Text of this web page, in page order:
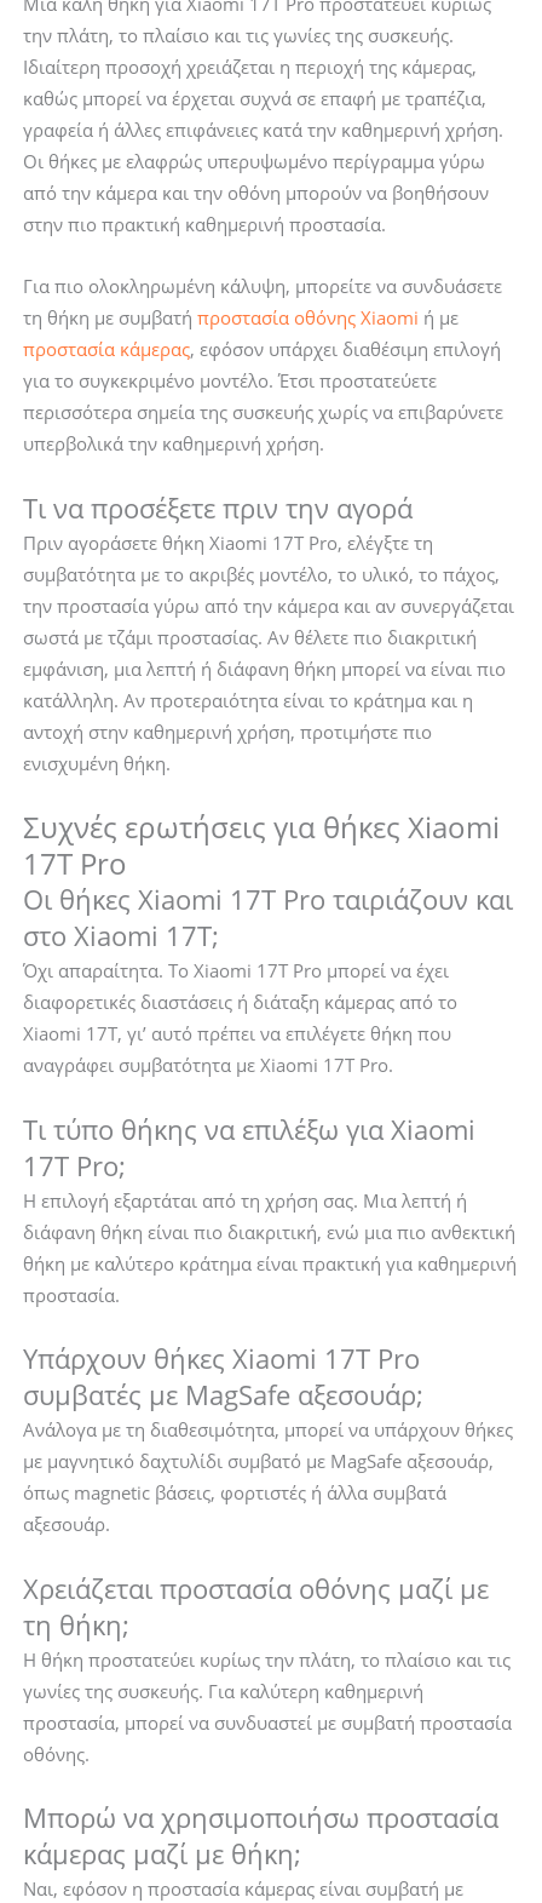
την πλάτη, το πλαίσιο και τις γωνίες της συσκευής.
Ιδιαίτερη προσοχή χρειάζεται η περιοχή της κάμερας,
καθώς μπορεί να έρχεται συχνά σε επαφή με τραπέζια,
γραφεία ή άλλες επιφάνειες κατά την καθημερινή χρήση.
Οι θήκες με ελαφρώς υπερυψωμένο περίγραμμα γύρω
από την κάμερα και την οθόνη μπορούν να βοηθήσουν
στην πιο πρακτική καθημερινή προστασία.
Για πιο ολοκληρωμένη κάλυψη, μπορείτε να συνδυάσετε
τη θήκη με συμβατή προστασία οθόνης Xiaomi ή με
προστασία κάμερας, εφόσον υπάρχει διαθέσιμη επιλογή
για το συγκεκριμένο μοντέλο. Έτσι προστατεύετε
περισσότερα σημεία της συσκευής χωρίς να επιβαρύνετε
υπερβολικά την καθημερινή χρήση.
Τι να προσέξετε πριν την αγορά
Πριν αγοράσετε θήκη Xiaomi 17T Pro, ελέγξτε τη
συμβατότητα με το ακριβές μοντέλο, το υλικό, το πάχος,
την προστασία γύρω από την κάμερα και αν συνεργάζεται
σωστά με τζάμι προστασίας. Αν θέλετε πιο διακριτική
εμφάνιση, μια λεπτή ή διάφανη θήκη μπορεί να είναι πιο
κατάλληλη. Αν προτεραιότητα είναι το κράτημα και η
αντοχή στην καθημερινή χρήση, προτιμήστε πιο
ενισχυμένη θήκη.
Συχνές ερωτήσεις για θήκες Xiaomi
17T Pro
Οι θήκες Xiaomi 17T Pro ταιριάζουν και
στο Xiaomi 17T;
Όχι απαραίτητα. Το Xiaomi 17T Pro μπορεί να έχει
διαφορετικές διαστάσεις ή διάταξη κάμερας από το
Xiaomi 17T, γι’ αυτό πρέπει να επιλέγετε θήκη που
αναγράφει συμβατότητα με Xiaomi 17T Pro.
Τι τύπο θήκης να επιλέξω για Xiaomi
17T Pro;
Η επιλογή εξαρτάται από τη χρήση σας. Μια λεπτή ή
διάφανη θήκη είναι πιο διακριτική, ενώ μια πιο ανθεκτική
θήκη με καλύτερο κράτημα είναι πρακτική για καθημερινή
προστασία.
Υπάρχουν θήκες Xiaomi 17T Pro
συμβατές με MagSafe αξεσουάρ;
Ανάλογα με τη διαθεσιμότητα, μπορεί να υπάρχουν θήκες
με μαγνητικό δαχτυλίδι συμβατό με MagSafe αξεσουάρ,
όπως magnetic βάσεις, φορτιστές ή άλλα συμβατά
αξεσουάρ.
Χρειάζεται προστασία οθόνης μαζί με
τη θήκη;
Η θήκη προστατεύει κυρίως την πλάτη, το πλαίσιο και τις
γωνίες της συσκευής. Για καλύτερη καθημερινή
προστασία, μπορεί να συνδυαστεί με συμβατή προστασία
οθόνης.
Μπορώ να χρησιμοποιήσω προστασία
κάμερας μαζί με θήκη;
Ναι, εφόσον η προστασία κάμερας είναι συμβατή με